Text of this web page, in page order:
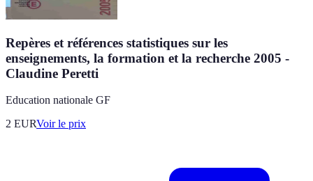
Repères et références statistiques sur les
enseignements, la formation et la recherche 2005 -
Claudine Peretti
Education nationale GF
2 EURVoir le prix